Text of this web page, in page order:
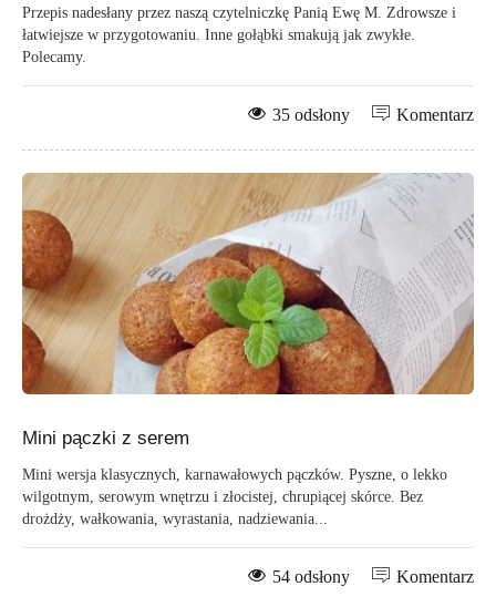
Przepis nadesłany przez naszą czytelniczkę Panią Ewę M. Zdrowsze i
łatwiejsze w przygotowaniu. Inne gołąbki smakują jak zwykłe.
Polecamy.
Komentarz
35 odsłony
Mini pączki z serem
Mini wersja klasycznych, karnawałowych pączków. Pyszne, o lekko
wilgotnym, serowym wnętrzu i złocistej, chrupiącej skórce. Bez
drożdży, wałkowania, wyrastania, nadziewania...
Komentarz
54 odsłony